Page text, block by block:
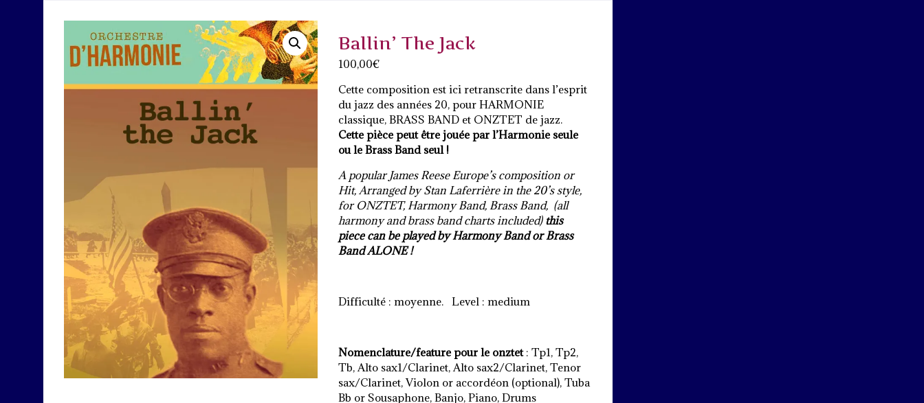
Ballin’ The Jack
100,00€
Cette composition est ici retranscrite dans l’esprit
du jazz des années 20, pour HARMONIE
classique, BRASS BAND et ONZTET de jazz.
Cette pièce peut être jouée par l’Harmonie seule
ou le Brass Band seul !
A popular James Reese Europe’s composition or
Hit, Arranged by Stan Laferrière in the 20’s style,
for ONZTET, Harmony Band, Brass Band, (all
harmony and brass band charts included) this
piece can be played by Harmony Band or Brass
Band ALONE !
Difficulté : moyenne. Level : medium
Nomenclature/feature pour le onztet: Tp1, Tp2,
Tb, Alto sax1/Clarinet, Alto sax2/Clarinet, Tenor
sax/Clarinet, Violon or accordéon (optional), Tuba
Bb or Sousaphone, Banjo, Piano, Drums